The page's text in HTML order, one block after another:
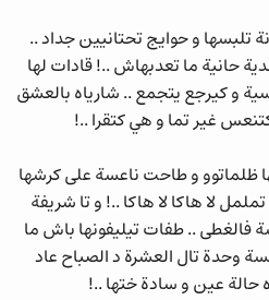
تلبسها و حوايج تحتانيين جداد ..
حانية ما تعدبهاش ..! قادات لها
و كيرجع يتجمع .. شارياه بالعشق
غير تما و هي كتقرا ..!
ظلماتوو و طاحت ناعسة على كرشها
لا هاكا لا هاكا ..! و تا شريفة
.. طفات تيليفونها باش ما
وحدة تال العشرة د الصباح عاد
حالة عين و سادة ختها ..!